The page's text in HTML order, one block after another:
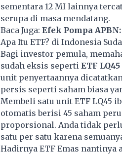
sementara 12 MI lainnya
serupa di masa mendatang.
Baca Juga: Efek Pompa
Apa Itu ETF? di Indonesia
Bagi investor pemula,
sudah eksis seperti ETF
unit penyertaannya
persis seperti saham biasa
Membeli satu unit ETF LQ45
otomatis berisi 45 saham
proporsional. Anda tidak
satu per satu karena
Hadirnya ETF Emas